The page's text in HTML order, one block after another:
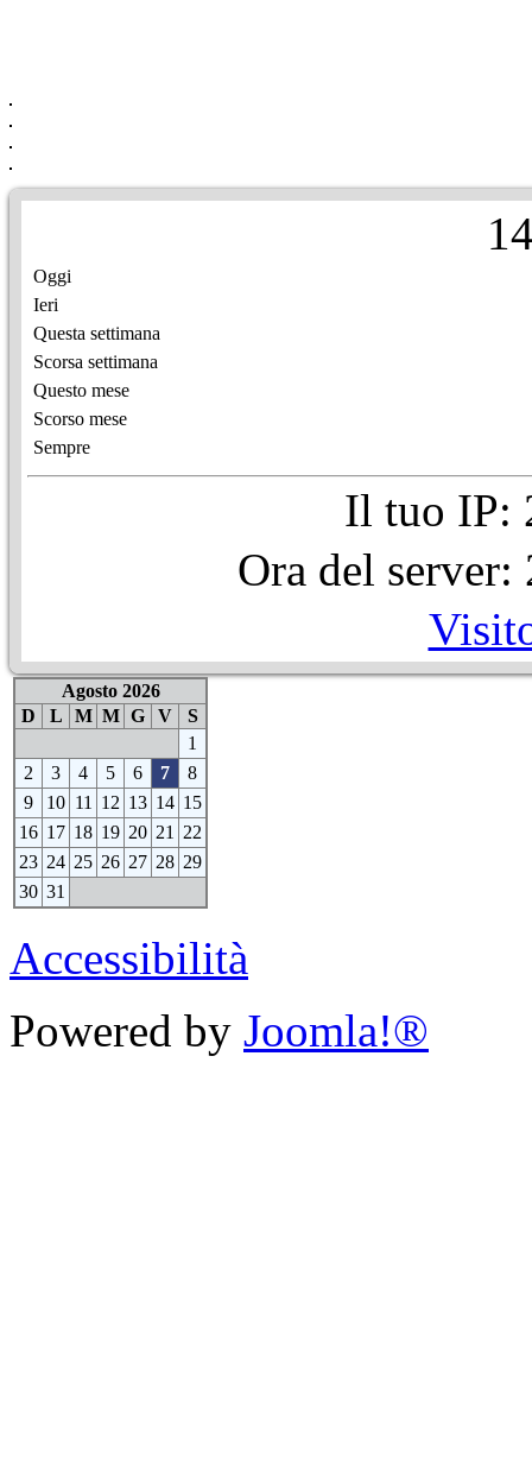
1
Oggi
Ieri
Questa settimana
Scorsa settimana
Questo mese
Scorso mese
Sempre
Il tuo IP:
Ora del
Agosto 2026
D
L M M G V
S
1
2
3 4 5 6 7
8
9
10 11 12 13 14 15
16 17 18 19 20 21
22
23 24 25 26 27 28 29
30 31
Accessibilità
Powered by Joomla!®